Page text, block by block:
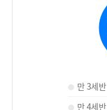
만 3세반
만 4세반